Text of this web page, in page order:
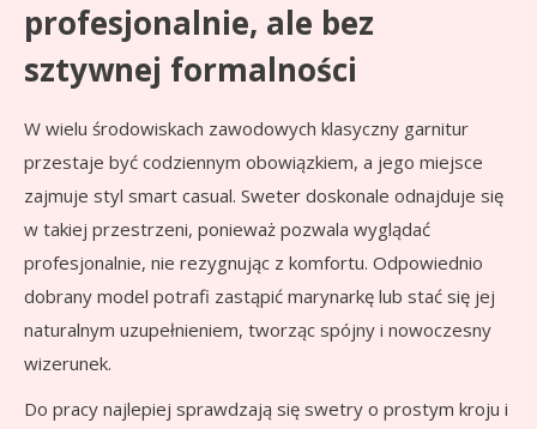
profesjonalnie, ale bez
sztywnej formalności
W wielu środowiskach zawodowych klasyczny garnitur
przestaje być codziennym obowiązkiem, a jego miejsce
zajmuje styl smart casual. Sweter doskonale odnajduje się
w takiej przestrzeni, ponieważ pozwala wyglądać
profesjonalnie, nie rezygnując z komfortu. Odpowiednio
dobrany model potrafi zastąpić marynarkę lub stać się jej
naturalnym uzupełnieniem, tworząc spójny i nowoczesny
wizerunek.
Do pracy najlepiej sprawdzają się swetry o prostym kroju i